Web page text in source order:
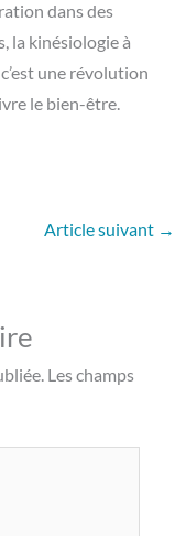
dans des
la kinésiologie à
une révolution
le bien-être.
Article suivant →
Les champs